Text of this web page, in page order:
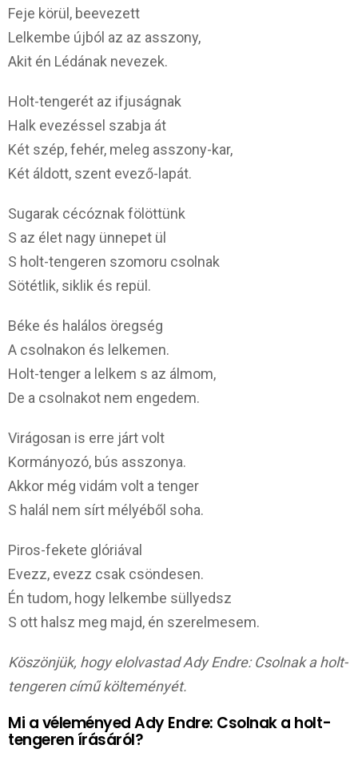
Feje körül, beevezett
Lelkembe újból az az asszony,
Akit én Lédának nevezek.
Holt-tengerét az ifjuságnak
Halk evezéssel szabja át
Két szép, fehér, meleg asszony-kar,
Két áldott, szent evező-lapát.
Sugarak cécóznak fölöttünk
S az élet nagy ünnepet ül
S holt-tengeren szomoru csolnak
Sötétlik, siklik és repül.
Béke és halálos öregség
A csolnakon és lelkemen.
Holt-tenger a lelkem s az álmom,
De a csolnakot nem engedem.
Virágosan is erre járt volt
Kormányozó, bús asszonya.
Akkor még vidám volt a tenger
S halál nem sírt mélyéből soha.
Piros-fekete glóriával
Evezz, evezz csak csöndesen.
Én tudom, hogy lelkembe süllyedsz
S ott halsz meg majd, én szerelmesem.
Köszönjük, hogy elolvastad Ady Endre: Csolnak a holt-
tengeren című költeményét.
Mi a véleményed Ady Endre: Csolnak a holt-
tengeren írásáról?